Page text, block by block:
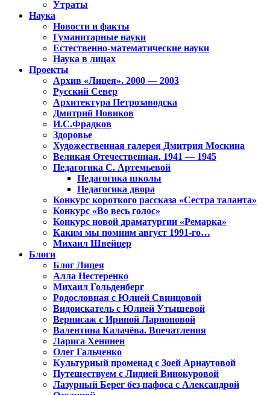
Утраты
Наука
Новости и факты
Гуманитарные науки
Естественно-математические науки
Наука в лицах
Проекты
Архив «Лицея». 2000 — 2003
Русский Север
Архитектура Петрозаводска
Дмитрий Новиков
И.С.Фрадков
Здоровье
Художественная галерея Дмитрия Москина
Великая Отечественная. 1941 — 1945
Педагогика С. Артемьевой
Педагогика школы
Педагогика двора
Конкурс короткого рассказа «Сестра таланта»
Конкурс «Во весь голос»
Конкурс новой драматургии «Ремарка»
Каким мы помним август 1991-го…
Михаил Швейцер
Блоги
Блог Лицея
Алла Нестеренко
Михаил Гольденберг
Родословная с Юлией Свинцовой
Видоискатель с Юлией Утышевой
Вернисаж с Ириной Ларионовой
Валентина Калачёва. Впечатления
Лариса Хенинен
Олег Гальченко
Культурный променад с Зоей Арнаутовой
Путешествуем с Лидией Винокуровой
Лазурный Берег без пафоса с Александрой